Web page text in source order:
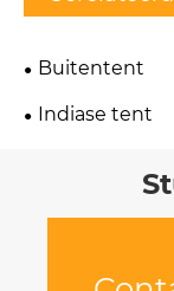
Buitentent
Indiase tent